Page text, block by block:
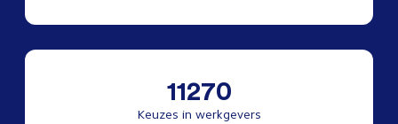
11270
Keuzes in werkgevers